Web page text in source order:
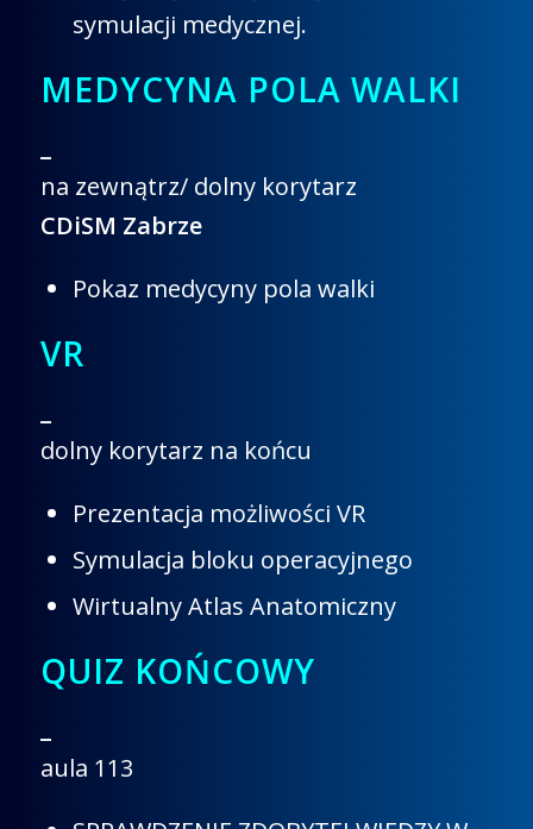
symulacji medycznej.
MEDYCYNA POLA WALKI
na zewnątrz/ dolny korytarz
CDiSM Zabrze
Pokaz medycyny pola walki
VR
dolny korytarz na końcu
Prezentacja możliwości VR
Symulacja bloku operacyjnego
Wirtualny Atlas Anatomiczny
QUIZ KOŃCOWY
aula 113